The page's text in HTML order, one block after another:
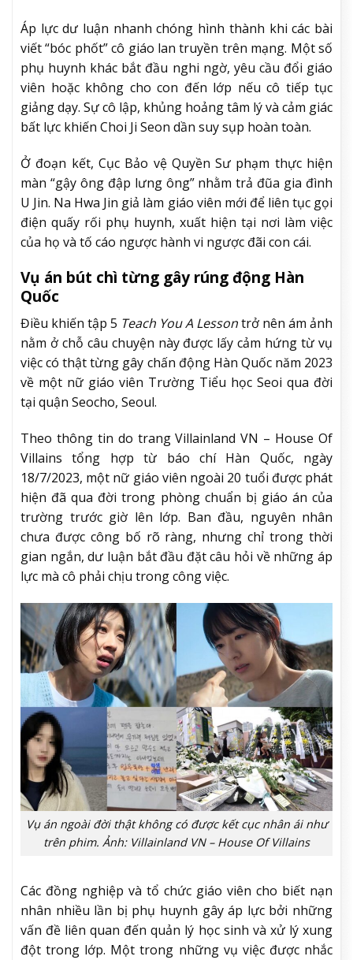
Áp lực dư luận nhanh chóng hình thành khi các bài
viết “bóc phốt” cô giáo lan truyền trên mạng. Một số
phụ huynh khác bắt đầu nghi ngờ, yêu cầu đổi giáo
viên hoặc không cho con đến lớp nếu cô tiếp tục
giảng dạy. Sự cô lập, khủng hoảng tâm lý và cảm giác
bất lực khiến Choi Ji Seon dần suy sụp hoàn toàn.
Ở đoạn kết, Cục Bảo vệ Quyền Sư phạm thực hiện
màn “gậy ông đập lưng ông” nhằm trả đũa gia đình
U Jin. Na Hwa Jin giả làm giáo viên mới để liên tục gọi
điện quấy rối phụ huynh, xuất hiện tại nơi làm việc
của họ và tố cáo ngược hành vi ngược đãi con cái.
Vụ án bút chì từng gây rúng động Hàn
Quốc
Điều khiến tập 5 Teach You A Lessontrở nên ám ảnh
nằm ở chỗ câu chuyện này được lấy cảm hứng từ vụ
việc có thật từng gây chấn động Hàn Quốc năm 2023
về một nữ giáo viên Trường Tiểu học Seoi qua đời
tại quận Seocho, Seoul.
Theo thông tin do trang Villainland VN – House Of
Villains tổng hợp từ báo chí Hàn Quốc, ngày
18/7/2023, một nữ giáo viên ngoài 20 tuổi được phát
hiện đã qua đời trong phòng chuẩn bị giáo án của
trường trước giờ lên lớp. Ban đầu, nguyên nhân
chưa được công bố rõ ràng, nhưng chỉ trong thời
gian ngắn, dư luận bắt đầu đặt câu hỏi về những áp
lực mà cô phải chịu trong công việc.
Vụ án ngoài đời thật không có được kết cục nhân ái như
trên phim. Ảnh: Villainland VN – House Of Villains
Các đồng nghiệp và tổ chức giáo viên cho biết nạn
nhân nhiều lần bị phụ huynh gây áp lực bởi những
vấn đề liên quan đến quản lý học sinh và xử lý xung
đột trong lớp. Một trong những vụ việc được nhắc